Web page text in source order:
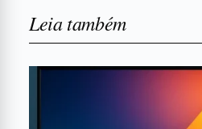
Leia também